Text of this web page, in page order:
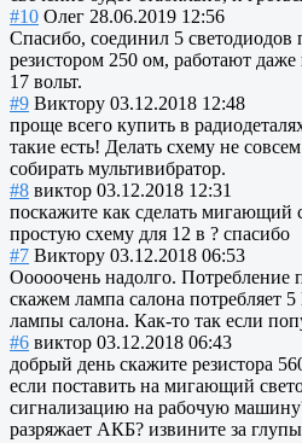
#10 Олег 28.06.2019 12:56
Спасибо, соединил 5 светодиодов
резистором 250 ом, работают
17 вольт.
#9 Виктору 03.12.2018 12:48
проще всего купить в
такие есть! Делать схему не
собирать мультивибратор.
#8 виктор 03.12.2018 12:31
поскажите как сделать мигающий
простую схему для 12 в ? спасибо
#7 Виктору 03.12.2018 06:53
Ооооочень надолго. Потребление
скажем лампа салона потребляет 5
лампы салона. Как-то так если
#6 виктор 03.12.2018 06:43
добрый день скажите резистора
если поставить на мигающий
сигнализацию на рабочую
разряжает АКБ? извините за